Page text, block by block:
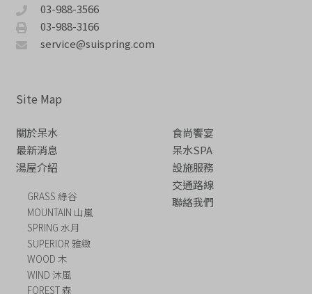
03-988-3566
03-988-3166
service@suispring.com
Site Map
關於呆水
最新消息
湯屋介紹
GRASS 綠谷
MOUNTAIN 山嵐
SPRING 水月
SUPERIOR 雅緻
WOOD 木
WIND 沐風
FOREST 森
食尚饗宴
呆水SPA
設施服務
交通路線
聯絡我們